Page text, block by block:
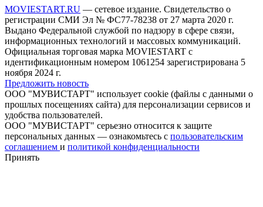
MOVIESTART.RU — сетевое издание. Свидетельство о
регистрации СМИ Эл № ФС77-78238 от 27 марта 2020 г.
Выдано Федеральной службой по надзору в сфере связи,
информационных технологий и массовых коммуникаций.
Официальная торговая марка MOVIESTART с
идентификационным номером 1061254 зарегистрирована 5
ноября 2024 г.
Предложить новость
ООО "МУВИСТАРТ" использует cookie (файлы с данными о
прошлых посещениях сайта) для персонализации сервисов и
удобства пользователей.
ООО "МУВИСТАРТ" серьезно относится к защите
персональных данных — ознакомьтесь с пользовательским
соглашением и политикой конфиденциальности
Принять